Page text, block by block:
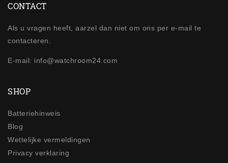
CONTACT
Als u vragen heeft, aarzel dan niet om ons per e-mail te
contacteren.
E-mail: info@watchroom24.com
SHOP
Batteriehinweis
Blog
Wettelijke vermeldingen
Privacy verklaring